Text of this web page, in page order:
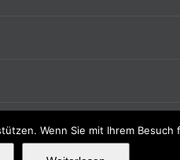
Wenn Sie mit Ihrem